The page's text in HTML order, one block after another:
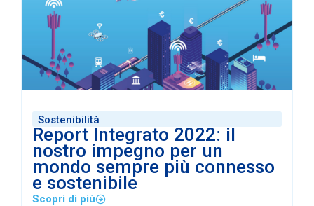
Sostenibilità
Report Integrato 2022: il
nostro impegno per un
mondo sempre più connesso
e sostenibile
Scopri di più